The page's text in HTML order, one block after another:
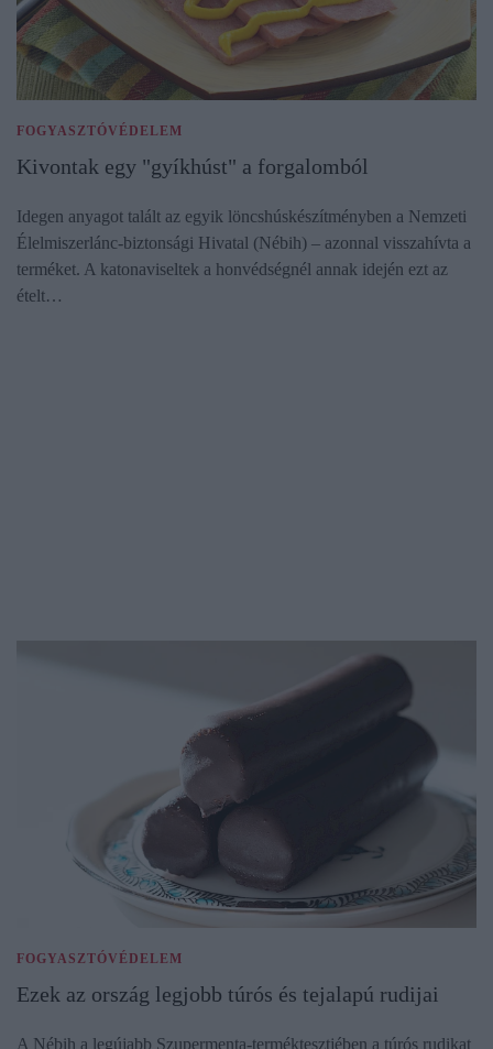
FOGYASZTÓVÉDELEM
Kivontak egy "gyíkhúst" a forgalomból
Idegen anyagot talált az egyik löncshúskészítményben a Nemzeti
Élelmiszerlánc-biztonsági Hivatal (Nébih) – azonnal visszahívta a
terméket. A katonaviseltek a honvédségnél annak idején ezt az
ételt…
FOGYASZTÓVÉDELEM
Ezek az ország legjobb túrós és tejalapú rudijai
A Nébih a legújabb Szupermenta-terméktesztjében a túrós rudikat